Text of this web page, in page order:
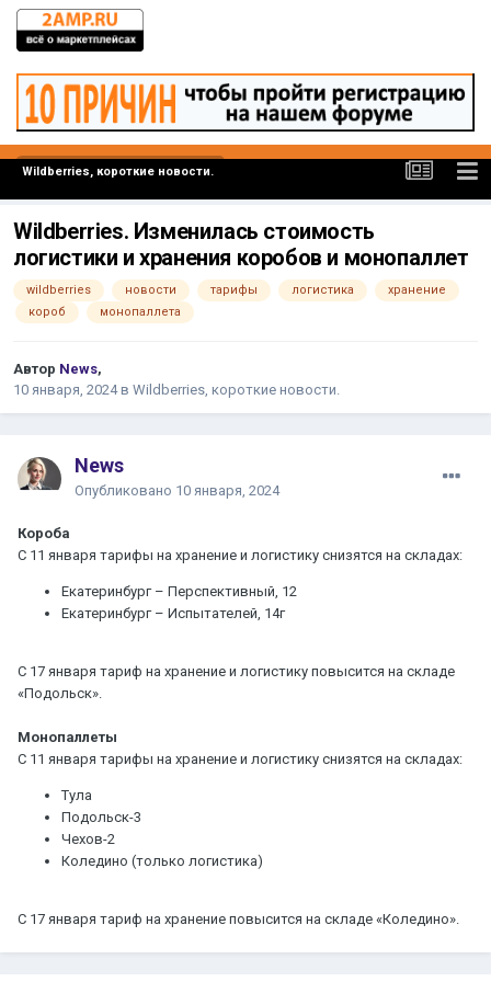
Wildberries, короткие новости.
Wildberries. Изменилась стоимость
логистики и хранения коробов и монопаллет
wildberries новости тарифы логистика
хранение
короб
монопаллета
Автор News,
10 января, 2024в Wildberries, короткие новости.
News
Опубликовано 10 января, 2024
Короба
С 11 января тарифы на хранение и логистику снизятся на складах:
Екатеринбург – Перспективный, 12
Екатеринбург – Испытателей, 14г
С 17 января тариф на хранение и логистику повысится на складе
«Подольск».
Монопаллеты
С 11 января тарифы на хранение и логистику снизятся на складах:
Тула
Подольск-3
Чехов-2
Коледино (только логистика)
С 17 января тариф на хранение повысится на складе «Коледино».